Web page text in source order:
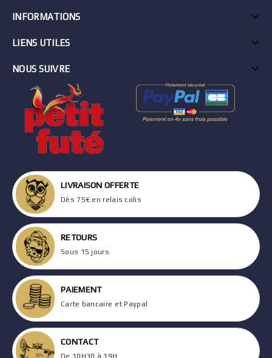
INFORMATIONS
LIENS UTILES
NOUS SUIVRE
LIVRAISON OFFERTE
Dès 75€ en relais colis
RETOURS
Sous 15 jours
PAIEMENT
Carte bancaire et Paypal
CONTACT
De 10H30 à 19H